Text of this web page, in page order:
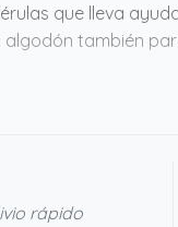
que lleva
algodón también
rápido